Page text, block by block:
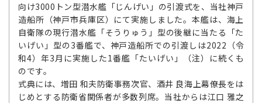
向け3000トン型潜水艦「じんげい」の引渡式を、当社神戸
造船所（神戸市兵庫区）にて実施しました。本艦は、海上
自衛隊の現行潜水艦「そうりゅう」型の後継に当たる「た
いげい」型の3番艦で、神戸造船所での引渡しは2022（令
和4）年3月に実施した1番艦「たいげい」（注）に続くも
のです。
式典には、増田 和夫防衛事務次官、酒井 良海上幕僚長をは
じめとする防衛省関係者が多数列席。当社からは江口 雅之